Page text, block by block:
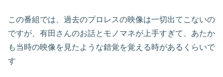
この番組では、過去のプロレスの映像は一切出てこないの
ですが、有田さんのお話とモノマネが上手すぎて、あたか
も当時の映像を見たような錯覚を覚える時があるくらいで
す